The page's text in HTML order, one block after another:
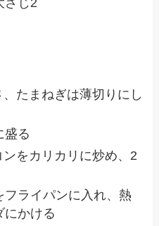
じ2
たまねぎは薄切りにし
盛る
をカリカリに炒め、2
フライパンに入れ、熱
にかける